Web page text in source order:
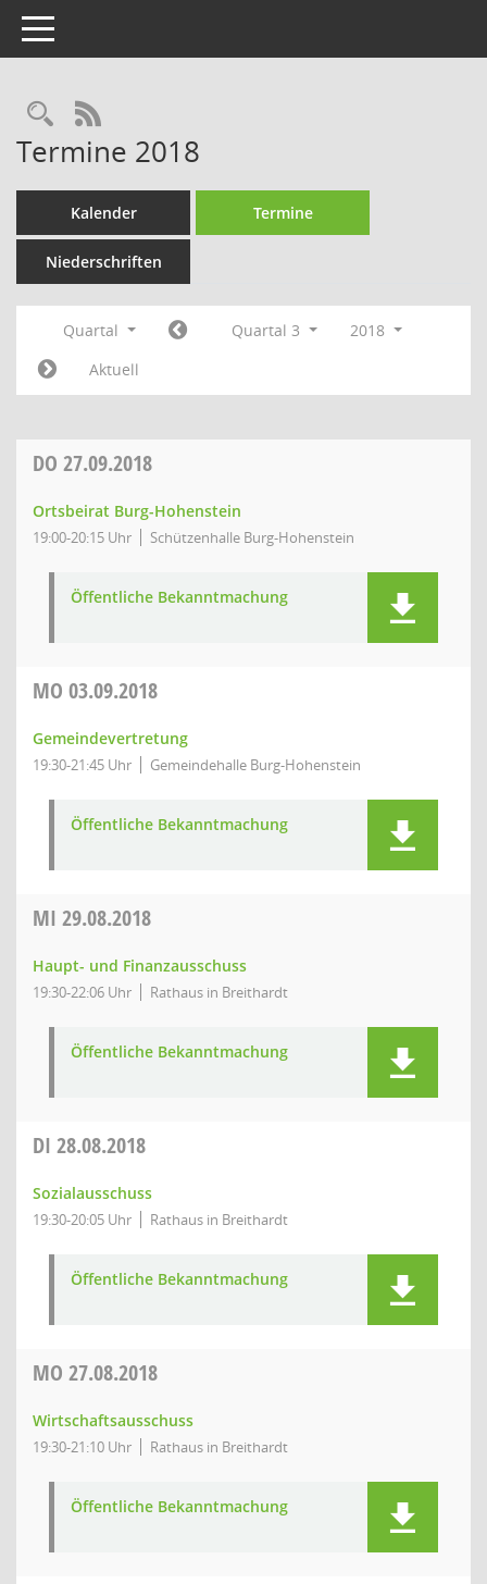
Toggle navigation
Rechercheauswahl
RSS-Feed
Termine 2018
Kalender Termine
Niederschriften
Quartal Quartal 3
2018
Aktuell
DO 27.09.2018
Ortsbeirat Burg-Hohenstein
19:00-20:15 Uhr Schützenhalle Burg-Hohenstein
Öffentliche Bekanntmachung
MO 03.09.2018
Gemeindevertretung
19:30-21:45 Uhr Gemeindehalle Burg-Hohenstein
Öffentliche Bekanntmachung
MI 29.08.2018
Haupt- und Finanzausschuss
19:30-22:06 Uhr Rathaus in Breithardt
Öffentliche Bekanntmachung
DI 28.08.2018
Sozialausschuss
19:30-20:05 Uhr Rathaus in Breithardt
Öffentliche Bekanntmachung
MO 27.08.2018
Wirtschaftsausschuss
19:30-21:10 Uhr Rathaus in Breithardt
Öffentliche Bekanntmachung